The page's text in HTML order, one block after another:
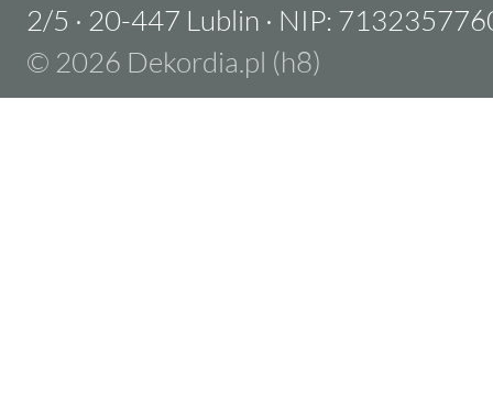
2/5 · 20-447 Lublin · NIP:
© 2026 Dekordia.pl (h8)